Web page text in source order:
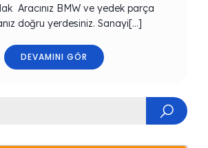
Aracınız BMW ve yedek parça
doğru yerdesiniz. Sanayi[…]
DEVAMINI GÖR